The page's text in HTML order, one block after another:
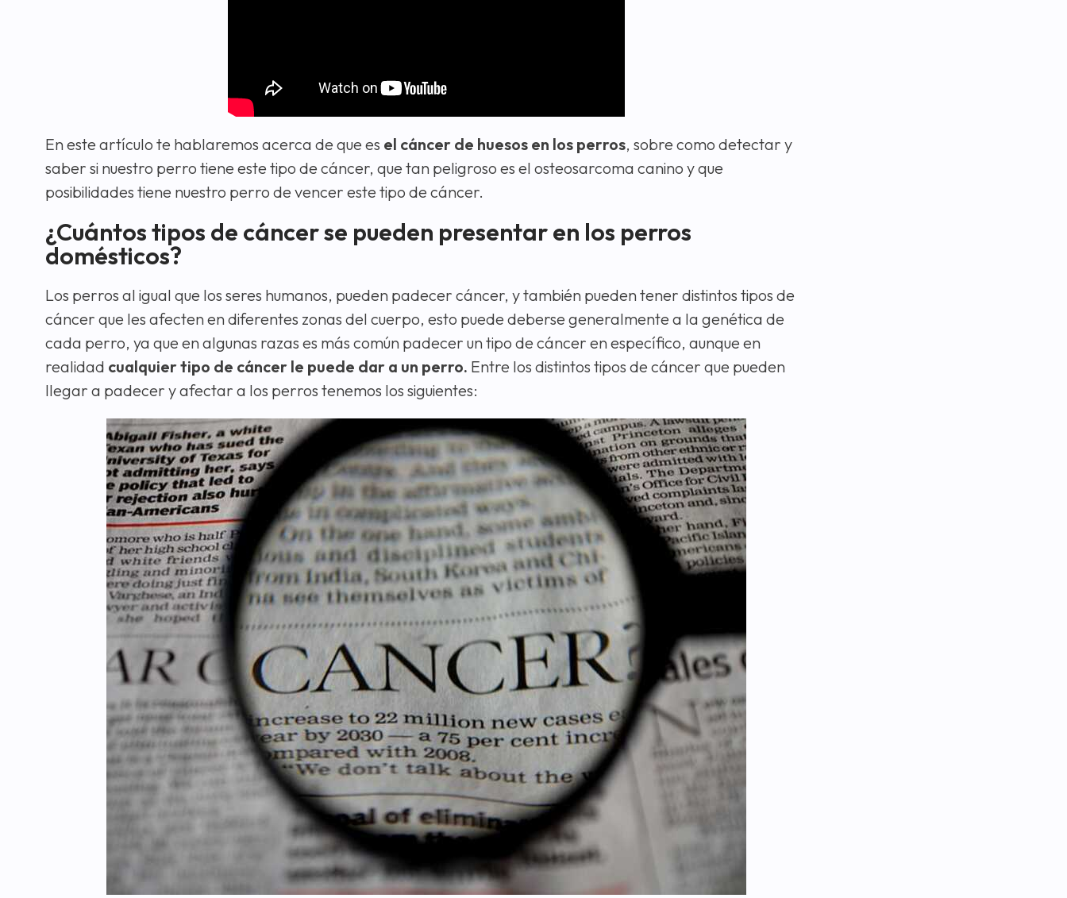
En este artículo te hablaremos acerca de que es el cáncer de huesos en los perros, sobre como detectar y
saber si nuestro perro tiene este tipo de cáncer, que tan peligroso es el osteosarcoma canino y que
posibilidades tiene nuestro perro de vencer este tipo de cáncer.
¿Cuántos tipos de cáncer se pueden presentar en los perros
domésticos?
Los perros al igual que los seres humanos, pueden padecer cáncer, y también pueden tener distintos tipos de
cáncer que les afecten en diferentes zonas del cuerpo, esto puede deberse generalmente a la genética de
cada perro, ya que en algunas razas es más común padecer un tipo de cáncer en específico, aunque en
realidad cualquier tipo de cáncer le puede dar a un perro. Entre los distintos tipos de cáncer que pueden
llegar a padecer y afectar a los perros tenemos los siguientes: